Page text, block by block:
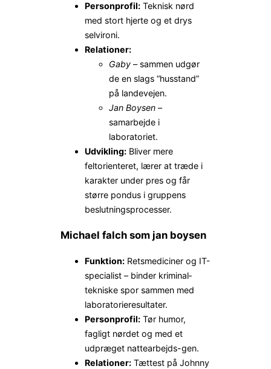
Personprofil: Teknisk nørd
med stort hjerte og et drys
selvironi.
Relationer:
Gaby – sammen udgør
de en slags “husstand”
på landevejen.
Jan Boysen –
samarbejde i
laboratoriet.
Udvikling: Bliver mere
feltorienteret, lærer at træde i
karakter under pres og får
større pondus i gruppens
beslutnings­processer.
Michael falch som jan boysen
Funktion: Retsmediciner og IT-
specialist – binder kriminal­
tekniske spor sammen med
laboratorie­resultater.
Personprofil: Tør humor,
fagligt nørdet og med et
udpræget nattearbejds-gen.
Relationer: Tættest på Johnny